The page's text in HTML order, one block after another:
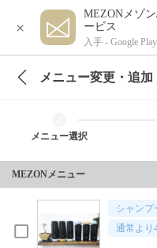
×
MEZONメゾ
ービス
入手 - Google Play
メニュー変更・追加
メニュー選択
MEZONメニュー
シャンプ
通常より